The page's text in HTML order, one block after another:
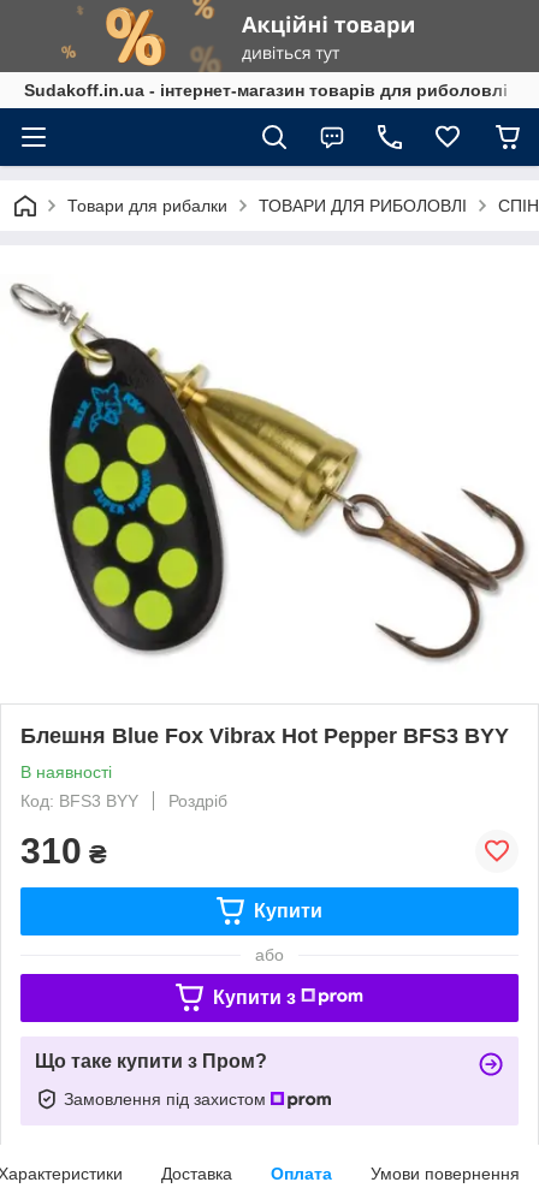
Sudakoff.in.ua - інтернет-магазин товарів для риболовлі
Товари для рибалки ТОВАРИ ДЛЯ РИБОЛОВЛІ
Блешня Blue Fox Vibrax Hot Pepper BFS3 BYY
В наявності
Код: BFS3 BYY
Роздріб
310 ₴
Купити
або
Купити з
Що таке купити з Пром?
Замовлення під захистом
Доставка Оплата Умови повернення